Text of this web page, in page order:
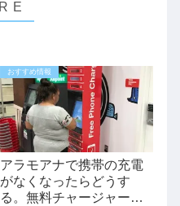
おすすめ情報
アラモアナで携帯の充電
がなくなったらどうす
る。無料チャージャーあ